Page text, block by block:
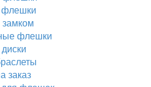
флешки
заказ